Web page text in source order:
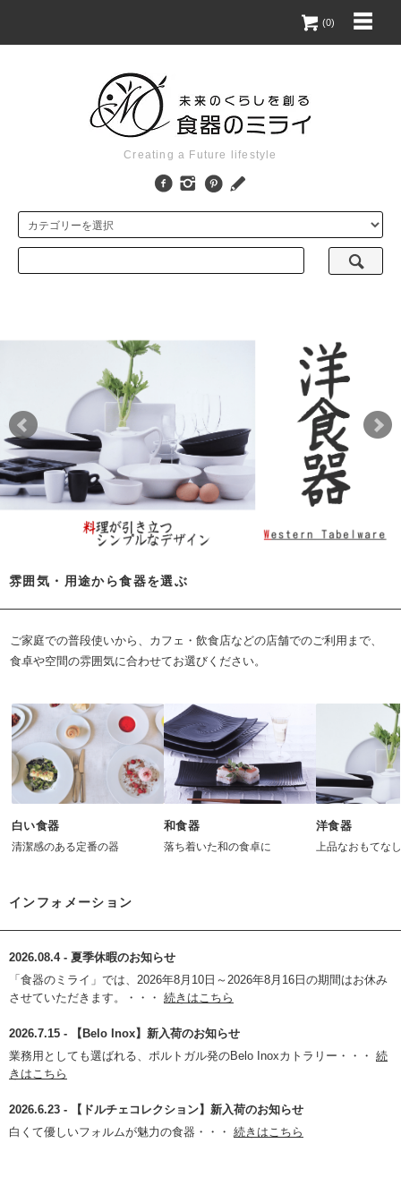
(0)
Creating a Future lifestyle
雰囲気・用途から食器を選ぶ
ご家庭での普段使いから、カフェ・飲食店などの店舗でのご利用まで、
食卓や空間の雰囲気に合わせてお選びください。
白い食器
清潔感のある定番の器
和食器
落ち着いた和の食卓に
洋食器
上品なおもてな
インフォメーション
2026.08.4 - 夏季休暇のお知らせ
「食器のミライ」では、2026年8月10日～2026年8月16日の期間はお休み
させていただきます。・・・ 続きはこちら
2026.7.15 - 【Belo Inox】新入荷のお知らせ
業務用としても選ばれる、ポルトガル発のBelo Inoxカトラリー・・・ 続
きはこちら
2026.6.23 - 【ドルチェコレクション】新入荷のお知らせ
白くて優しいフォルムが魅力の食器・・・ 続きはこちら